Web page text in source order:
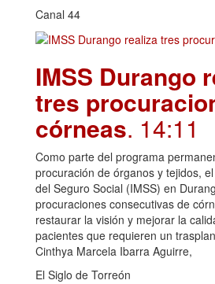
Canal 44
IMSS Durango
tres
córneas. 14:11
Como parte del programa
procuración de órganos y tejidos,
del Seguro Social (IMSS) en
procuraciones consecutivas de
restaurar la visión y mejorar la
pacientes que requieren un
Cinthya Marcela Ibarra Aguirre,
El Siglo de Torreón